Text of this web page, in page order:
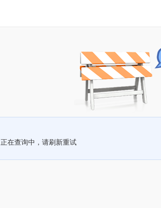
正在查询中，请刷新重试